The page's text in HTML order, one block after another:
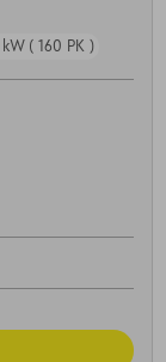
kW ( 160 PK )